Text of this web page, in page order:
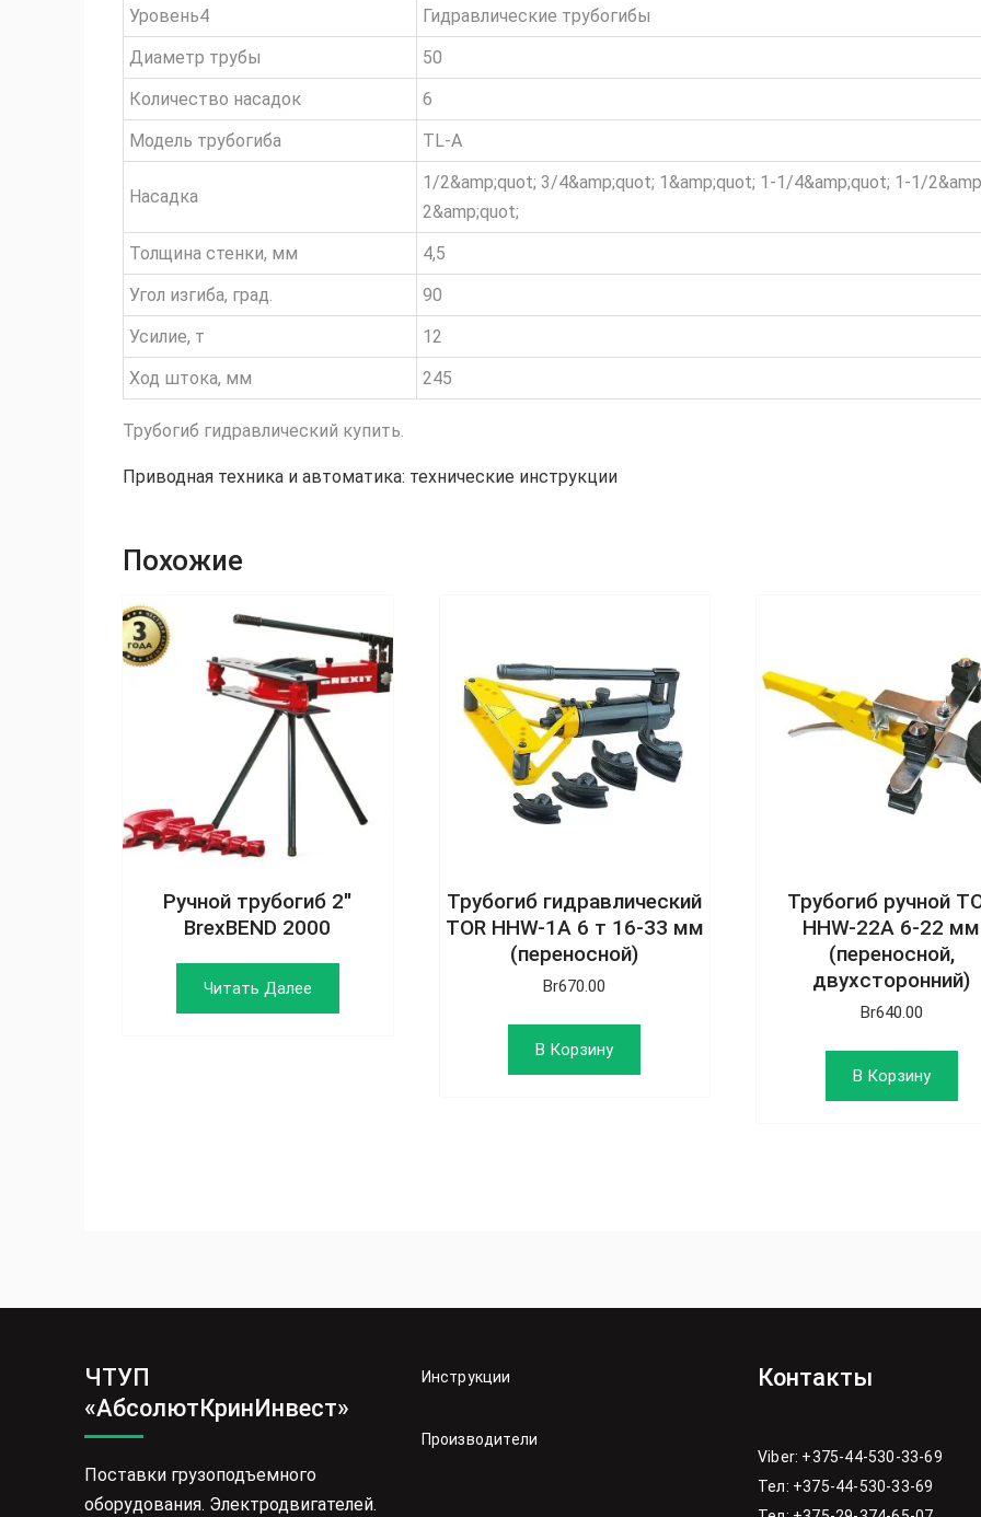
Уровень4
Гидравлические трубогибы
Диаметр трубы
50
Количество насадок
6
Модель трубогиба
TL-A
Насадка
1/2&amp;quot; 3/4&amp;quot; 1&amp;quot; 1-1/4&amp;quot; 1-1/
2&amp;quot;
Толщина стенки, мм
4,5
Угол изгиба, град.
90
Усилие, т
12
Ход штока, мм
245
Трубогиб гидравлический купить.
Приводная техника и автоматика: технические инструкции
Похожие
Ручной трубогиб 2″
BrexBEND 2000
Читать Далее
Трубогиб гидравлический
TOR HHW-1A 6 т 16-33 мм
(переносной)
Br670.00
В Корзину
Трубогиб ручной
HHW-22A 6-22 мм
(переносной,
двухсторонний)
Br640.00
В Корзину
ЧТУП
«АбсолютКринИнвест»
Поставки грузоподъемного
оборудования. Электродвигателей.
Инструкции
Производители
Контакты
Viber: +375-44-530-33-69
Тел: +375-44-530-33-69